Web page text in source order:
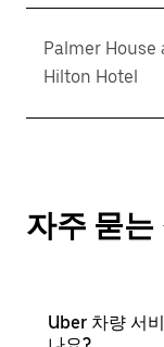
Palmer House
Hilton Hotel
자주 묻는
Uber 차량 서